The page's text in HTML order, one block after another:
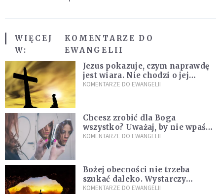
WIĘCEJ
W:
KOMENTARZE DO
EWANGELII
Jezus pokazuje, czym naprawdę
jest wiara. Nie chodzi o jej
wielkość
KOMENTARZE DO EWANGELII
Chcesz zrobić dla Boga
wszystko? Uważaj, by nie wpaść
w groźną pułapkę
KOMENTARZE DO EWANGELII
Bożej obecności nie trzeba
szukać daleko. Wystarczy
nauczyć się słuchać
KOMENTARZE DO EWANGELII